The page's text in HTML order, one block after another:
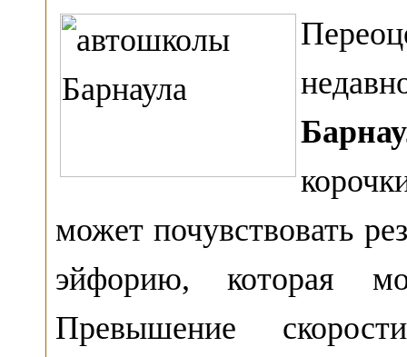
может почувствовать
эйфорию, которая
Превышение